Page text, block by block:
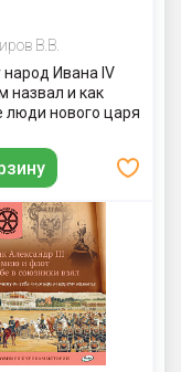
В.В.
народ Ивана IV
назвал и как
люди нового царя